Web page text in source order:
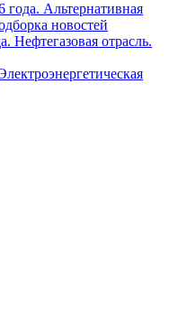
года. Альтернативная
новостей
Нефтегазовая отрасль.